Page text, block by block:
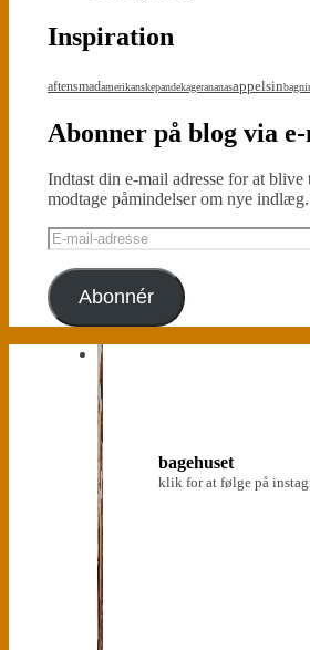
Inspiration
aftensmadamerikanskepandekagerananasappelsin
Abonner på blog via
Indtast din e-mail adresse for at
modtage påmindelser om nye indlæg.
E-
mail-
adresse
Abonnér
bagehuset
klik for at følge på